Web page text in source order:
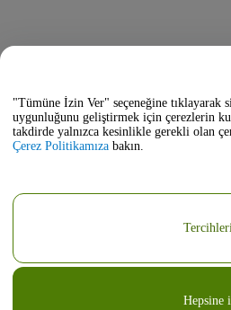
"Tümüne İzin Ver" seçeneğine tıklayarak
uygunluğunu geliştirmek için çerezlerin
takdirde yalnızca kesinlikle gerekli olan
Çerez Politikamıza bakın.
Hepsine